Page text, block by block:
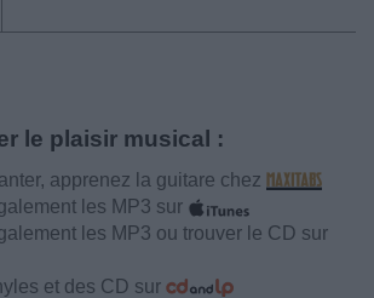
le plaisir musical :
apprenez la guitare chez
les MP3 sur
les MP3 ou trouver le CD sur
et des CD sur